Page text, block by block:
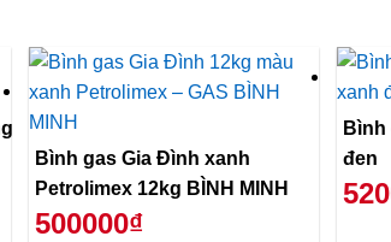
Bình gas Gia Đình xanh
Petrolimex 12kg BÌNH MINH
500000₫
Bình
đen